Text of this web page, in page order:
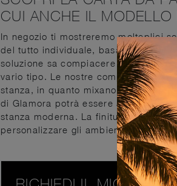
CUI ANCHE IL MODELLO
In negozio ti mostreremo molteplici
del tutto individuale, basata
soluzione sa compiacere ogni
vario tipo. Le nostre composizioni
stanza, in quanto mixano alla
di Glamora potrà essere abbinata
stanza moderna. La finitura di
personalizzare gli ambienti di cui